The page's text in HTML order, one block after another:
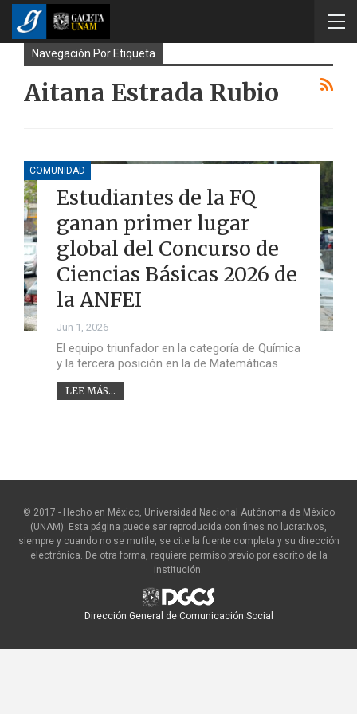
Navegación Por Etiqueta
Aitana Estrada Rubio
COMUNIDAD
Estudiantes de la FQ
ganan primer lugar
global del Concurso de
Ciencias Básicas 2026 de
la ANFEI
Jun 1, 2026
El equipo triunfador en la categoría de Química
y la tercera posición en la de Matemáticas
LEE MÁS...
© 2017 - Hecho en México, Universidad Nacional Autónoma de México
(UNAM). Esta página puede ser reproducida con fines no lucrativos,
siempre y cuando no se mutile, se cite la fuente completa y su dirección
electrónica. De otra forma, requiere permiso previo por escrito de la
institución.
Dirección General de Comunicación Social